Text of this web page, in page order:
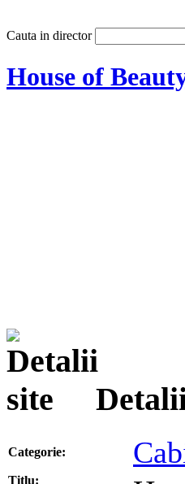
Cauta in director
House of
Categorie:
Titlu: